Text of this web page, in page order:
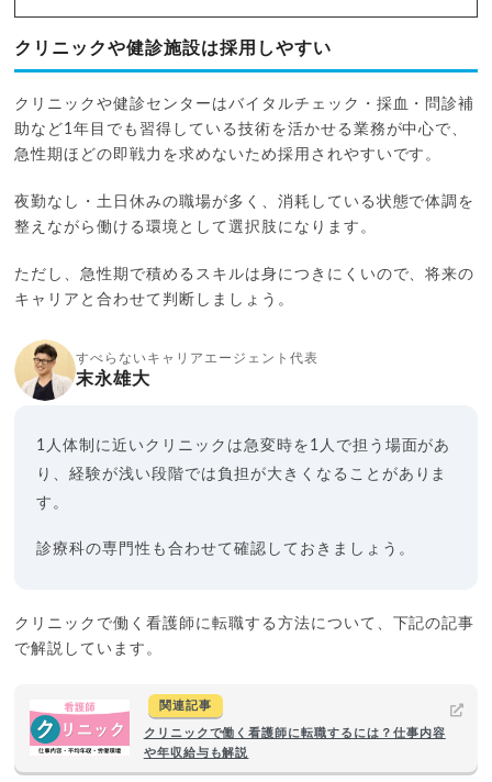
クリニックや健診施設は採用しやすい
クリニックや健診センターはバイタルチェック・採血・問診補
助など1年目でも習得している技術を活かせる業務が中心で、
急性期ほどの即戦力を求めないため採用されやすいです。
夜勤なし・土日休みの職場が多く、消耗している状態で体調を
整えながら働ける環境として選択肢になります。
ただし、急性期で積めるスキルは身につきにくいので、将来の
キャリアと合わせて判断しましょう。
すべらないキャリアエージェント代表
末永雄大
1人体制に近いクリニックは急変時を1人で担う場面があ
り、経験が浅い段階では負担が大きくなることがありま
す。
診療科の専門性も合わせて確認しておきましょう。
クリニックで働く看護師に転職する方法について、下記の記事
で解説しています。
関連記事
クリニックで働く看護師に転職するには？仕事内容
や年収給与も解説